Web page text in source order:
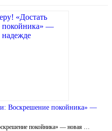
Воскрешение покойника» —
покойника» — новая …